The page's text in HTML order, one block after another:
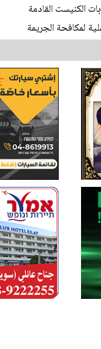
الكنيست القادمة
لمكافحة الجريمة